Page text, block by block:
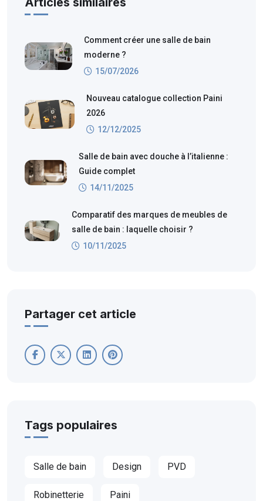
Comment créer une salle de bain
moderne ?
15/07/2026
Nouveau catalogue collection Paini
2026
12/12/2025
Salle de bain avec douche à l’italienne :
Guide complet
14/11/2025
Comparatif des marques de meubles de
salle de bain : laquelle choisir ?
10/11/2025
Partager cet article
Tags populaires
Salle de bain Design PVD
Robinetterie Paini